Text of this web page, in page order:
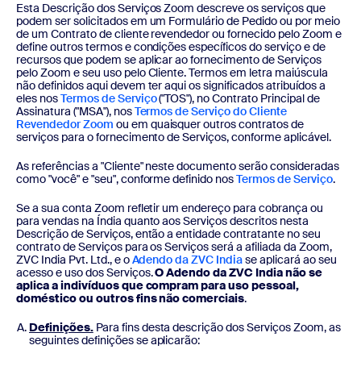
Esta Descrição dos Serviços Zoom descreve os serviços que
podem ser solicitados em um Formulário de Pedido ou por meio
de um Contrato de cliente revendedor ou fornecido pelo Zoom e
define outros termos e condições específicos do serviço e de
recursos que podem se aplicar ao fornecimento de Serviços
pelo Zoom e seu uso pelo Cliente. Termos em letra maiúscula
não definidos aqui devem ter aqui os significados atribuídos a
eles nosTermos de Serviço("TOS"), no Contrato Principal de
Assinatura ("MSA"), nosTermos de Serviço do Cliente
Revendedor Zoom ou em quaisquer outros contratos de
serviços para o fornecimento de Serviços, conforme aplicável.
As referências a "Cliente" neste documento serão consideradas
como "você" e "seu", conforme definido nosTermos de Serviço.
Se a sua conta Zoom refletir um endereço para cobrança ou
para vendas na Índia quanto aos Serviços descritos nesta
Descrição de Serviços, então a entidade contratante no seu
contrato de Serviços para os Serviços será a afiliada da Zoom,
ZVC India Pvt. Ltd., e oAdendo da ZVC Indiase aplicará ao seu
acesso e uso dos Serviços.O Adendo da ZVC India não se
aplica a indivíduos que compram para uso pessoal,
doméstico ou outros fins não comerciais.
Definições.Para fins desta descrição dos Serviços Zoom, as
seguintes definições se aplicarão: